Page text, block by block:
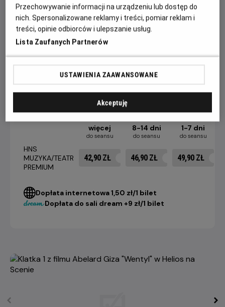
Przygotuj się ponad 100 minut doskonałej
zabawy!Tylko w kinach Helios.
Czas trwania: 105 minut
więcej
do seansu
8-14 dni
do seansu
1-7 dni
do seansu
HNS
MUZYKA/TEATR
PREMIUM
42,90 ZŁ 46,90 ZŁ 49,90 ZŁ
Dopłata internetowa 1,50 zł/1 bilet
Dopłata do sali dream +9 zł/1 bilet
Przechowywanie informacji na urządzeniu lub dostęp do
nich. Spersonalizowane reklamy i treści, pomiar reklam i
treści, opinie odbiorców i ulepszanie usług.
Lista Zaufanych Partnerów
USTAWIENIA ZAAWANSOWANE
Akceptuję